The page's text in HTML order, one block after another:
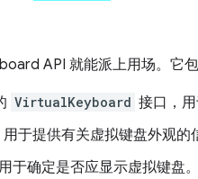
API 就能派上用场。它
VirtualKeyboard 接口，
于提供有关虚拟键盘外观的
于确定是否应显示虚拟键盘。